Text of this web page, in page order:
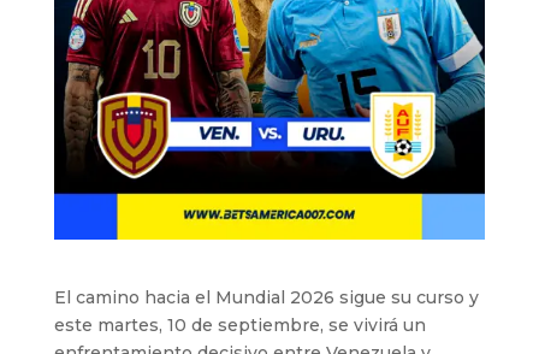
El camino hacia el Mundial 2026 sigue su curso y
este martes, 10 de septiembre, se vivirá un